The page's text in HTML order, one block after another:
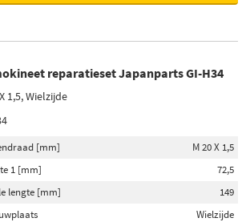
reparatieset Japanparts GI-H34
1,5, Wielzijde
[mm]
M 20 X 1,5
1 [mm]
72,5
lengte [mm]
149
Wielzijde